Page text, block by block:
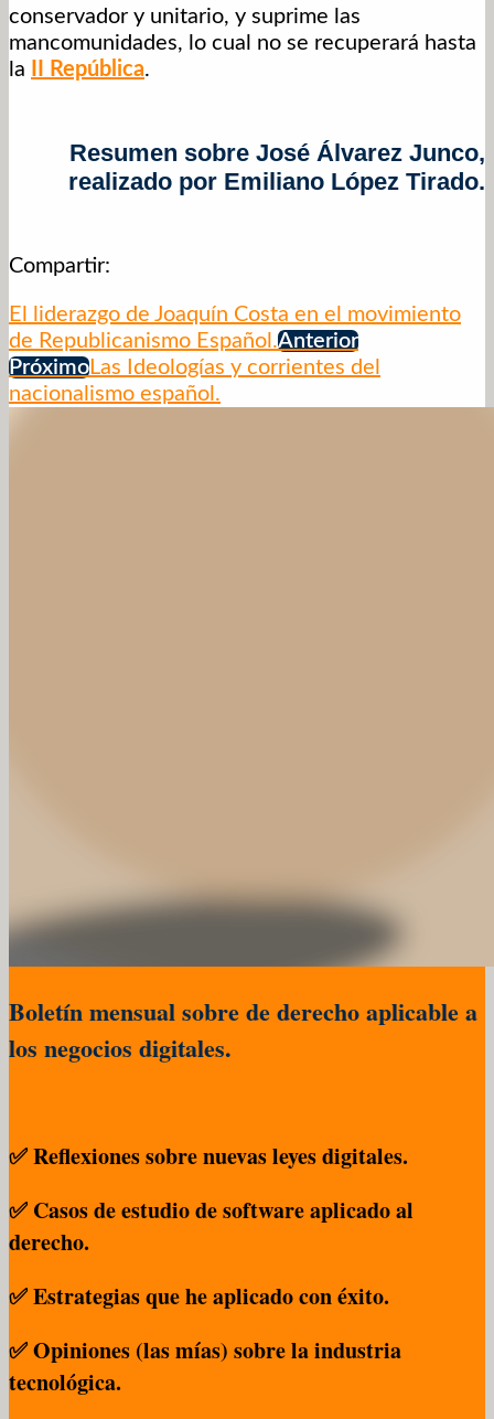
conservador y unitario, y suprime las
mancomunidades, lo cual no se recuperará hasta
la
II República.
Resumen sobre José Álvarez Junco,
realizado por Emiliano López Tirado.
Compartir:
El liderazgo de Joaquín Costa en el movimiento
de Republicanismo Español.Anterior
PróximoLas Ideologías y corrientes del
nacionalismo español.
Boletín mensual sobre de derecho aplicable a
los negocios digitales.
✅ Reflexiones sobre nuevas leyes digitales.
✅ Casos de estudio de software aplicado al
derecho.
✅ Estrategias que he aplicado con éxito.
✅ Opiniones (las mías) sobre la industria
tecnológica.